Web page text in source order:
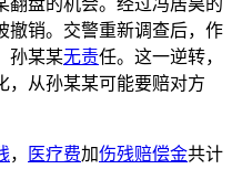
撤销。交警重新调查后，作
孙某某无责任。这一逆转，
，从孙某某可能要赔对方
， 医疗费加伤残赔偿金共计